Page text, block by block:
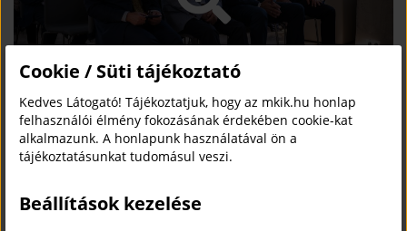
Cookie / Süti tájékoztató
Kedves Látogató! Tájékoztatjuk, hogy az mkik.hu honlap
felhasználói élmény fokozásának érdekében cookie-kat
alkalmazunk. A honlapunk használatával ön a
tájékoztatásunkat tudomásul veszi.
Beállítások kezelése